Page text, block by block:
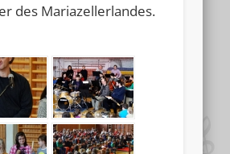
des Mariazellerlandes.